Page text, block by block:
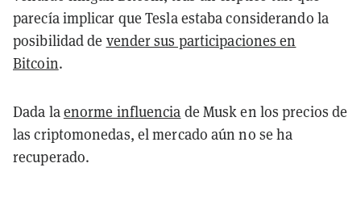
parecía implicar que Tesla estaba considerando la
posibilidad de vender sus participaciones en
Bitcoin.
Dada laenorme influencia de Musk en los precios de
las criptomonedas, el mercado aún no se ha
recuperado.